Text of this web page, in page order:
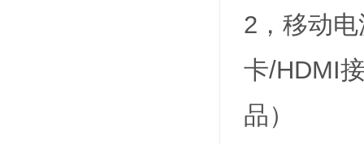
2，移动
卡/HDMI
品）